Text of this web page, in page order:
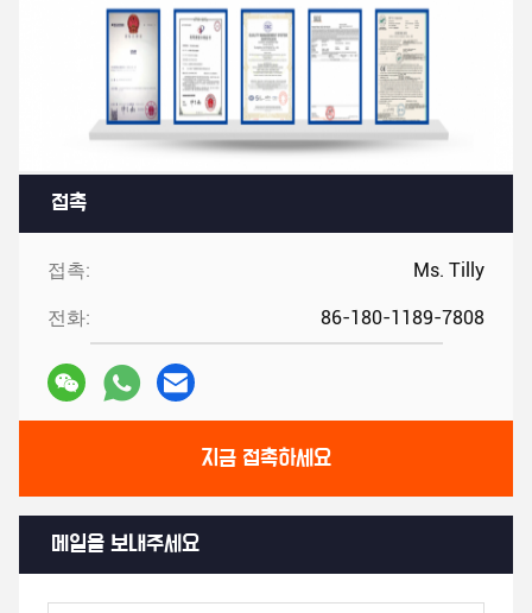
접촉
접촉: Ms. Tilly
전화: 86-180-1189-7808
지금 접촉하세요
메일을 보내주세요